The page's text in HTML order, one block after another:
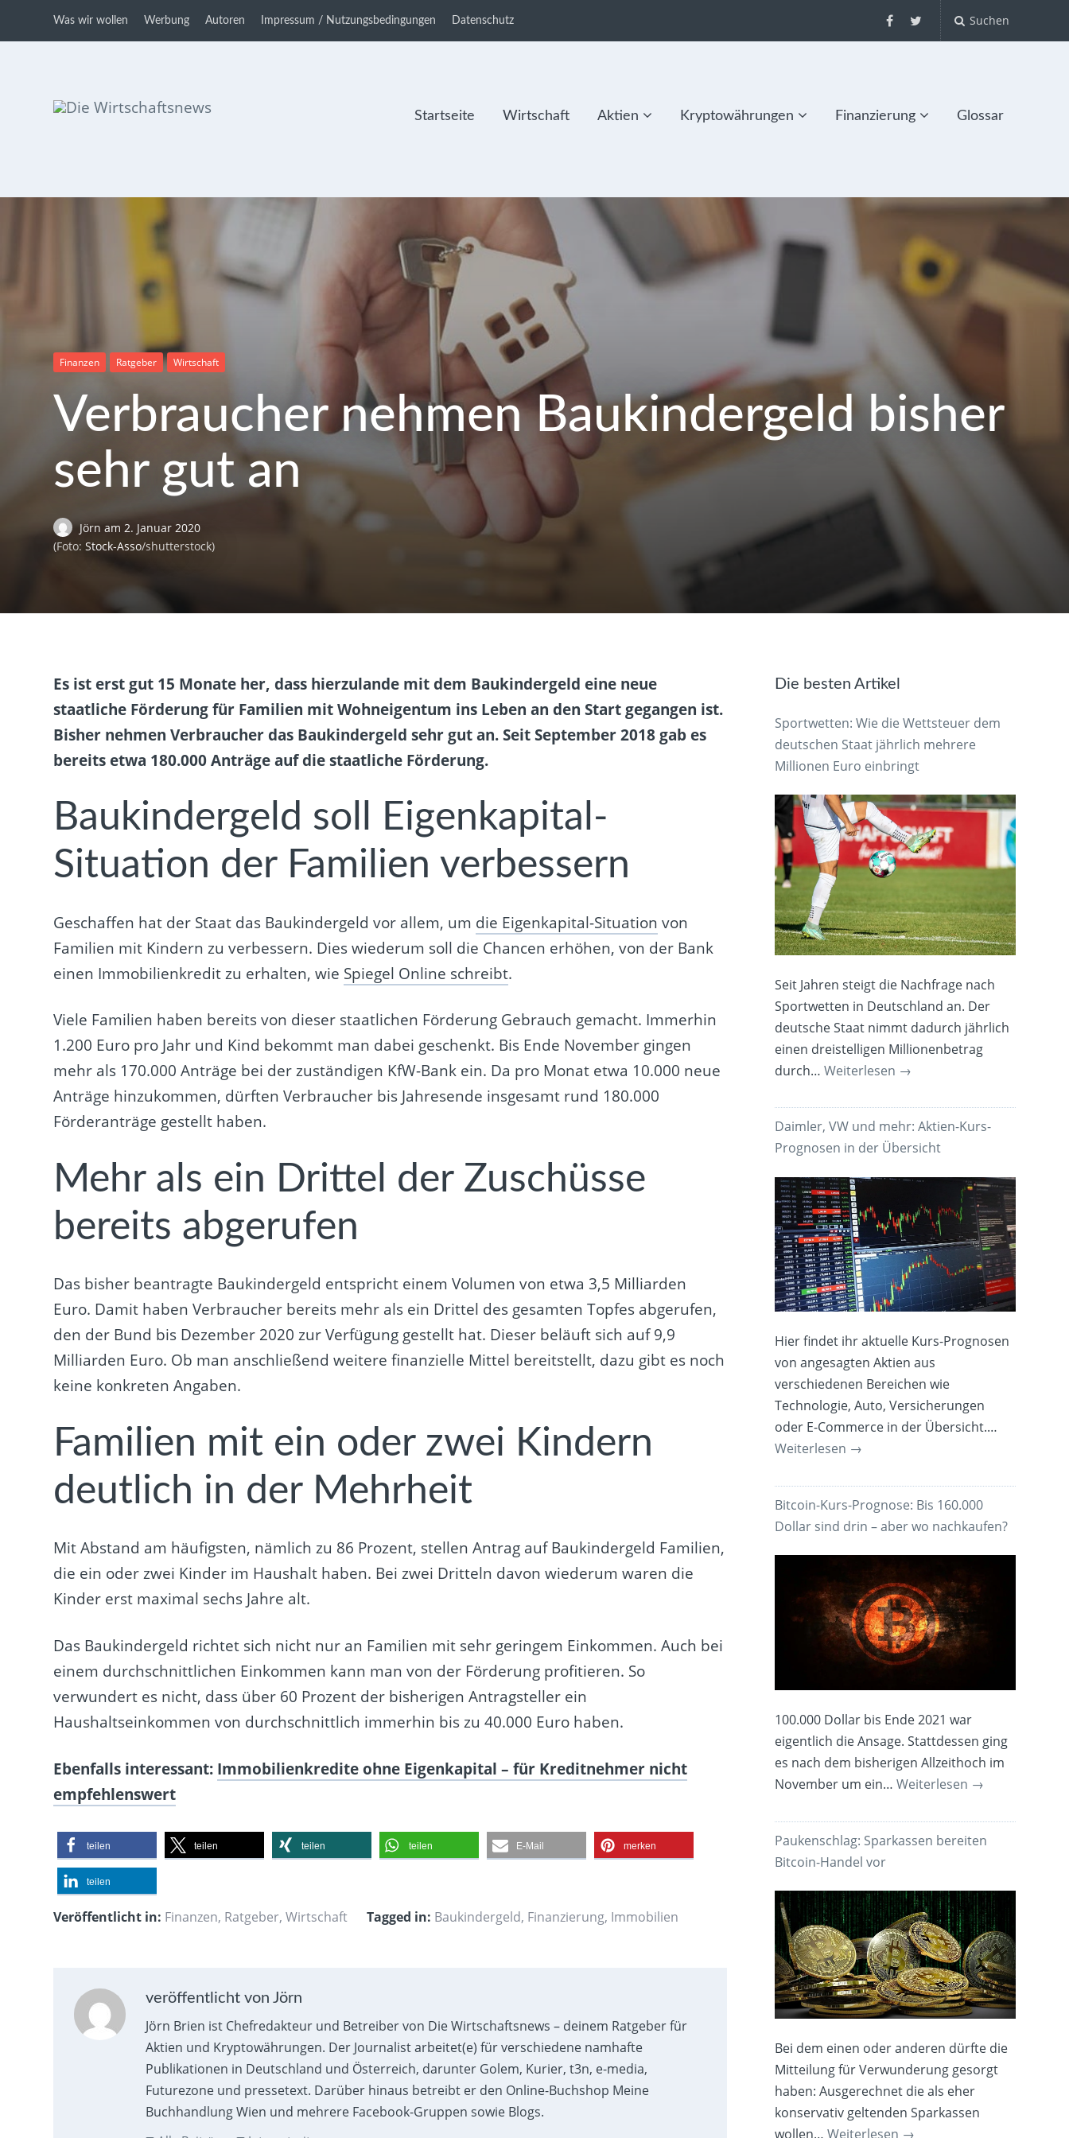
Was wir wollen Werbung Autoren Impressum / Nutzungsbedingungen Datenschutz Suchen
Startseite Wirtschaft Aktien Kryptowährungen Finanzierung Glossar
Finanzen Ratgeber Wirtschaft
Verbraucher nehmen Baukindergeld bisher
sehr gut an
Jörnam 2. Januar 2020
(Foto:Stock-Asso/shutterstock)
Es ist erst gut 15 Monate her, dass hierzulande mit dem Baukindergeld eine neue
staatliche Förderung für Familien mit Wohneigentum ins Leben an den Start gegangen ist.
Bisher nehmen Verbraucher das Baukindergeld sehr gut an. Seit September 2018 gab es
bereits etwa 180.000 Anträge auf die staatliche Förderung.
Baukindergeld soll Eigenkapital-
Situation der Familien verbessern
Geschaffen hat der Staat das Baukindergeld vor allem, um die Eigenkapital-Situation von
Familien mit Kindern zu verbessern. Dies wiederum soll die Chancen erhöhen, von der Bank
einen Immobilienkredit zu erhalten, wie Spiegel Online schreibt.
Viele Familien haben bereits von dieser staatlichen Förderung Gebrauch gemacht. Immerhin
1.200 Euro pro Jahr und Kind bekommt man dabei geschenkt. Bis Ende November gingen
mehr als 170.000 Anträge bei der zuständigen KfW-Bank ein. Da pro Monat etwa 10.000 neue
Anträge hinzukommen, dürften Verbraucher bis Jahresende insgesamt rund 180.000
Förderanträge gestellt haben.
Mehr als ein Drittel der Zuschüsse
bereits abgerufen
Das bisher beantragte Baukindergeld entspricht einem Volumen von etwa 3,5 Milliarden
Euro. Damit haben Verbraucher bereits mehr als ein Drittel des gesamten Topfes abgerufen,
den der Bund bis Dezember 2020 zur Verfügung gestellt hat. Dieser beläuft sich auf 9,9
Milliarden Euro. Ob man anschließend weitere finanzielle Mittel bereitstellt, dazu gibt es noch
keine konkreten Angaben.
Familien mit ein oder zwei Kindern
deutlich in der Mehrheit
Mit Abstand am häufigsten, nämlich zu 86 Prozent, stellen Antrag auf Baukindergeld Familien,
die ein oder zwei Kinder im Haushalt haben. Bei zwei Dritteln davon wiederum waren die
Kinder erst maximal sechs Jahre alt.
Das Baukindergeld richtet sich nicht nur an Familien mit sehr geringem Einkommen. Auch bei
einem durchschnittlichen Einkommen kann man von der Förderung profitieren. So
verwundert es nicht, dass über 60 Prozent der bisherigen Antragsteller ein
Haushaltseinkommen von durchschnittlich immerhin bis zu 40.000 Euro haben.
Ebenfalls interessant: Immobilienkredite ohne Eigenkapital – für Kreditnehmer nicht
empfehlenswert
teilen teilen teilen teilen E-Mail merken
teilen
Veröffentlicht in: Finanzen, Ratgeber,Wirtschaft Tagged in: Baukindergeld, Finanzierung, Immobilien
veröffentlicht von Jörn
Jörn Brien ist Chefredakteur und Betreiber von Die Wirtschaftsnews – deinem Ratgeber für
Aktien und Kryptowährungen. Der Journalist arbeitet(e) für verschiedene namhafte
Publikationen in Deutschland und Österreich, darunter Golem, Kurier, t3n, e-media,
Futurezone und pressetext. Darüber hinaus betreibt er den Online-Buchshop Meine
Buchhandlung Wien und mehrere Facebook-Gruppen sowie Blogs.
Die besten Artikel
Sportwetten: Wie die Wettsteuer dem
deutschen Staat jährlich mehrere
Millionen Euro einbringt
Seit Jahren steigt die Nachfrage nach
Sportwetten in Deutschland an. Der
deutsche Staat nimmt dadurch jährlich
einen dreistelligen Millionenbetrag
durch…Weiterlesen →
Daimler, VW und mehr: Aktien-Kurs-
Prognosen in der Übersicht
Hier findet ihr aktuelle Kurs-Prognosen
von angesagten Aktien aus
verschiedenen Bereichen wie
Technologie, Auto, Versicherungen
oder E-Commerce in der Übersicht.…
Weiterlesen →
Bitcoin-Kurs-Prognose: Bis 160.000
Dollar sind drin – aber wo nachkaufen?
100.000 Dollar bis Ende 2021 war
eigentlich die Ansage. Stattdessen ging
es nach dem bisherigen Allzeithoch im
November um ein…Weiterlesen →
Paukenschlag: Sparkassen bereiten
Bitcoin-Handel vor
Bei dem einen oder anderen dürfte die
Mitteilung für Verwunderung gesorgt
haben: Ausgerechnet die als eher
konservativ geltenden Sparkassen
wollen…Weiterlesen →